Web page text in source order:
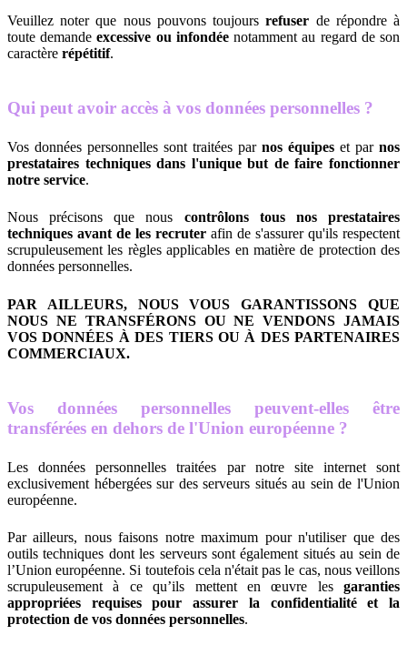
Veuillez noter que nous pouvons toujoursrefuser de répondre à
toute demandeexcessive ou infondéenotamment au regard de son
caractère répétitif.
Qui peut avoir accès à vos données personnelles ?
Vos données personnelles sont traitées par nos équipes et par nos
prestataires techniques dans l'unique but de faire fonctionner
notre service.
Nous précisons que nous contrôlons tous nos prestataires
techniques avant de les recruter afin de s'assurer qu'ils respectent
scrupuleusement les règles applicables en matière de protection des
données personnelles.
PAR AILLEURS, NOUS VOUS GARANTISSONS QUE
NOUS NE TRANSFÉRONS OU NE VENDONS JAMAIS
VOS DONNÉES À DES TIERS OU À DES PARTENAIRES
COMMERCIAUX.
Vos données personnelles peuvent-elles être
transférées en dehors de l'Union européenne ?
Les données personnelles traitées par notre site internet sont
exclusivement hébergées sur des serveurs situés au sein de l'Union
européenne.
Par ailleurs, nous faisons notre maximum pour n'utiliser que des
outils techniques dont les serveurs sont également situés au sein de
l’Union européenne. Si toutefois cela n'était pas le cas, nous veillons
scrupuleusement à ce qu’ils mettent en œuvre les garanties
appropriées requises pour assurer la confidentialité et la
protection de vos données personnelles.